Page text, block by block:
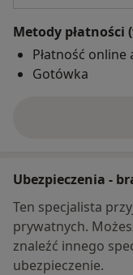
Metody
Płatność
Gotówka
Ubezpieczenia -
Ten specjalista
prywatnych.
znaleźć innego
ubezpieczenie.